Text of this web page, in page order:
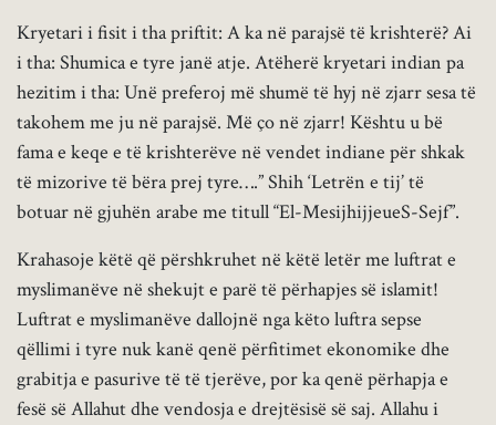
Kryetari i fisit i tha priftit: A ka në parajsë të krishterë? Ai
i tha: Shumica e tyre janë atje. Atëherë kryetari indian pa
hezitim i tha: Unë preferoj më shumë të hyj në zjarr sesa të
takohem me ju në parajsë. Më ço në zjarr! Kështu u bë
fama e keqe e të krishterëve në vendet indiane për shkak
të mizorive të bëra prej tyre….” Shih ‘Letrën e tij’ të
botuar në gjuhën arabe me titull “El-MesijhijjeueS-Sejf”.
Krahasoje këtë që përshkruhet në këtë letër me luftrat e
myslimanëve në shekujt e parë të përhapjes së islamit!
Luftrat e myslimanëve dallojnë nga këto luftra sepse
qëllimi i tyre nuk kanë qenë përfitimet ekonomike dhe
grabitja e pasurive të të tjerëve, por ka qenë përhapja e
fesë së Allahut dhe vendosja e drejtësisë së saj. Allahu i